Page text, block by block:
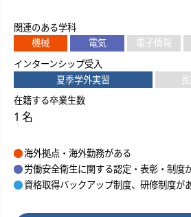
関連のある学科
機械
電気 電子情報
インターンシップ受入
夏季学外実習
在籍する卒業生数
1 名
海外拠点・海外勤務がある
労働安全衛生に関する認定・表彰・制度
資格取得バックアップ制度、研修制度が